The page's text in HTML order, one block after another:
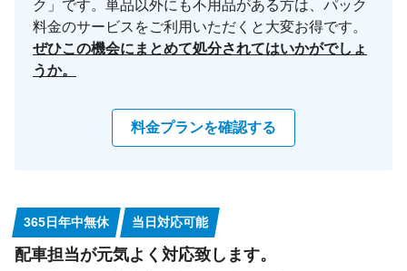
ク」です。単品以外にも不用品がある方は、パック
料金のサービスをご利用いただくと大変お得です。
ぜひこの機会にまとめて処分されてはいかがでしょ
うか。
料金プランを確認する
365日年中無休 当日対応可能
配車担当が元気よく対応致します。